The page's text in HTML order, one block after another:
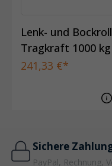
Lenk- und
Tragkraft 1000 kg
241,33 €*
Sichere
PayPal, Rechnung,